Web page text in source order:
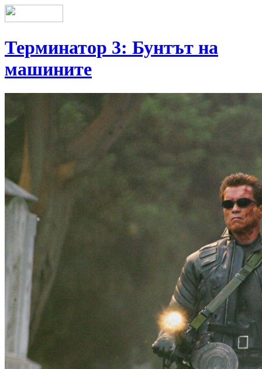
Терминатор 3: Бунтът на
машините